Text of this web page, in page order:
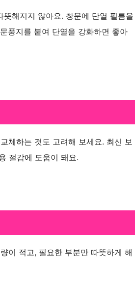
해지지 않아요. 창문에 단열 필름을
풍지를 붙여 단열을 강화하면 좋아
체하는 것도 고려해 보세요. 최신 보
절감에 도움이 돼요.
이 적고, 필요한 부분만 따뜻하게 해